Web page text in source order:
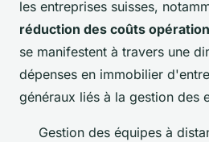
les entreprises suisses,
réduction des coûts
se manifestent à travers une
dépenses en immobilier
généraux liés à la gestion des
Gestion des équipes à